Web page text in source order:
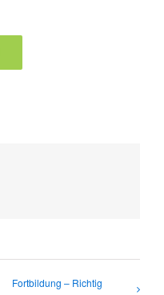
Fortbildung – Richtig